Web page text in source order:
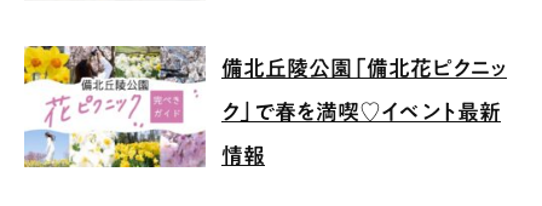
備北丘陵公園「備北花ピクニッ
ク」で春を満喫♡イベント最新
情報